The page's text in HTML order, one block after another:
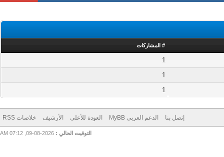
# المشاركات
إتصل بنا الدعم العربى MyBB العودة للأعلى الأرشيف خلاصات RSS
التوقيت الحالي :2026-08-09, 07:12 AM